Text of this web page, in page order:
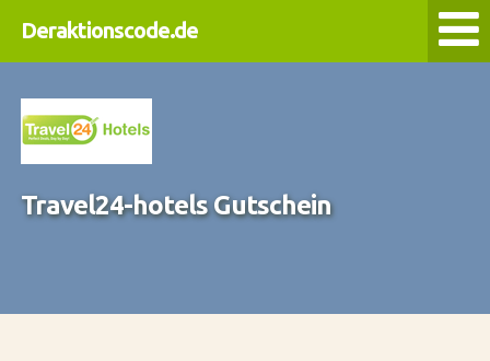
Deraktionscode.de
Travel24-hotels Gutschein